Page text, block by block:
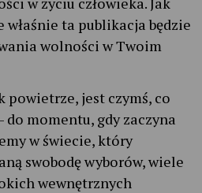
właśnie ta publikacja będzie
wolności w Twoim
powietrze, jest czymś, co
do momentu, gdy zaczyna
w świecie, który
swobodę wyborów, wiele
wewnętrznych